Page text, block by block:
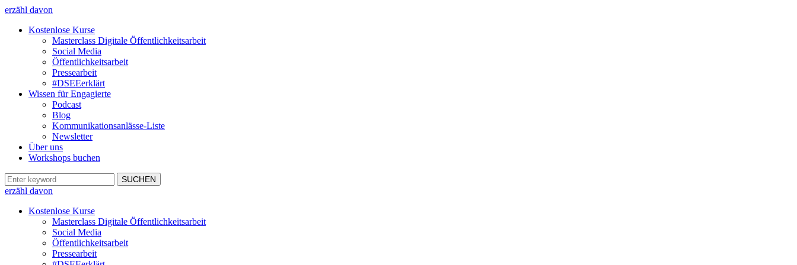
erzähl davon
Kostenlose Kurse
Masterclass Digitale Öffentlichkeitsarbeit
Social Media
Öffentlichkeitsarbeit
Pressearbeit
#DSEEerklärt
Wissen für Engagierte
Podcast
Blog
Kommunikationsanlässe-Liste
Newsletter
Über uns
Workshops buchen
erzähl davon
Kostenlose Kurse
Masterclass Digitale Öffentlichkeitsarbeit
Social Media
Öffentlichkeitsarbeit
Pressearbeit